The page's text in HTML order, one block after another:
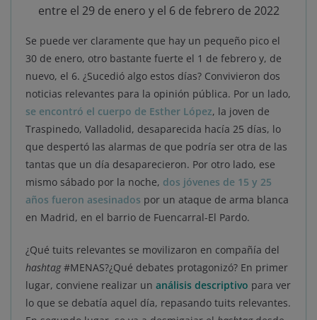
entre el 29 de enero y el 6 de febrero de 2022
Se puede ver claramente que hay un pequeño pico el
30 de enero, otro bastante fuerte el 1 de febrero y, de
nuevo, el 6. ¿Sucedió algo estos días? Convivieron dos
noticias relevantes para la opinión pública. Por un lado,
se encontró el cuerpo de Esther López, la joven de
Traspinedo, Valladolid, desaparecida hacía 25 días, lo
que despertó las alarmas de que podría ser otra de las
tantas que un día desaparecieron. Por otro lado, ese
mismo sábado por la noche, dos jóvenes de 15 y 25
años fueron asesinados por un ataque de arma blanca
en Madrid, en el barrio de Fuencarral-El Pardo.
¿Qué tuits relevantes se movilizaron en compañía del
hashtag#MENAS?¿Qué debates protagonizó? En primer
lugar, conviene realizar un análisis descriptivo para ver
lo que se debatía aquel día, repasando tuits relevantes.